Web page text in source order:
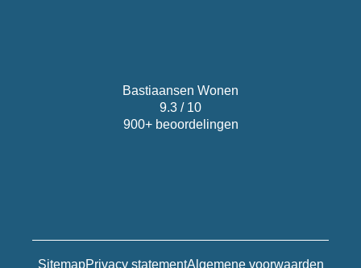
SitemapPrivacy statementAlgemene voorwaarden
Bastiaansen Wonen
9.3 / 10
900+ beoordelingen